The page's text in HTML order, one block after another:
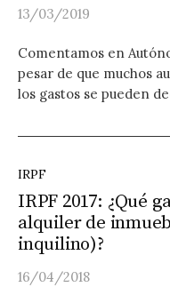
13/03/2019
Comentamos en
pesar de que muchos
los gastos se pueden
IRPF
IRPF 2017: ¿Qué
alquiler de
inquilino)?
16/04/2018